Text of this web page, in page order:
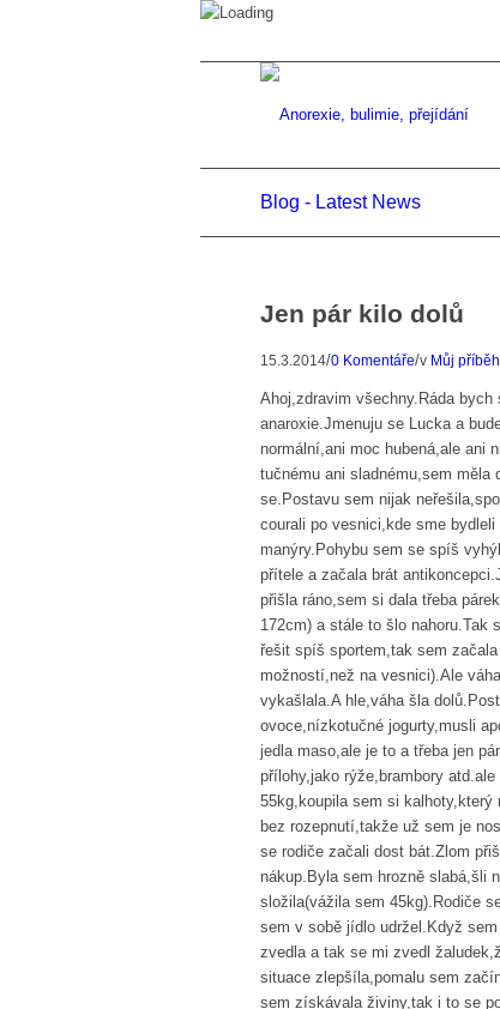
Blog - Latest News
Jen pár kilo dolů
15.3.2014/0 Komentáře/v Můj příběh
Ahoj,zdravim všechny.Ráda
anaroxie.Jmenuju se Lucka a
normální,ani moc hubená,ale ani
tučnému ani sladnému,sem měla
se.Postavu sem nijak
courali po vesnici,kde sme
manýry.Pohybu sem se spíš
přítele a začala brát
přišla ráno,sem si dala třeba
172cm) a stále to šlo
řešit spíš sportem,tak sem
možností,než na vesnici).Ale
vykašlala.A hle,váha šla
ovoce,nízkotučné jogurty,musli
jedla maso,ale je to a třeba jen
přílohy,jako rýže,brambory
55kg,koupila sem si
bez rozepnutí,takže už sem je
se rodiče začali dost bát.Zlom
nákup.Byla sem hrozně slabá,šli
složila(vážila sem 45kg).Rodiče
sem v sobě jídlo udržel.Když
zvedla a tak se mi zvedl
situace zlepšíla,pomalu sem
sem získávala živiny,tak i to se